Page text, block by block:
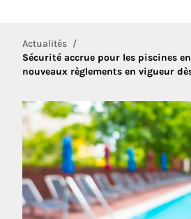
Actualités
Sécurité accrue pour les piscines
nouveaux règlements en vigueur